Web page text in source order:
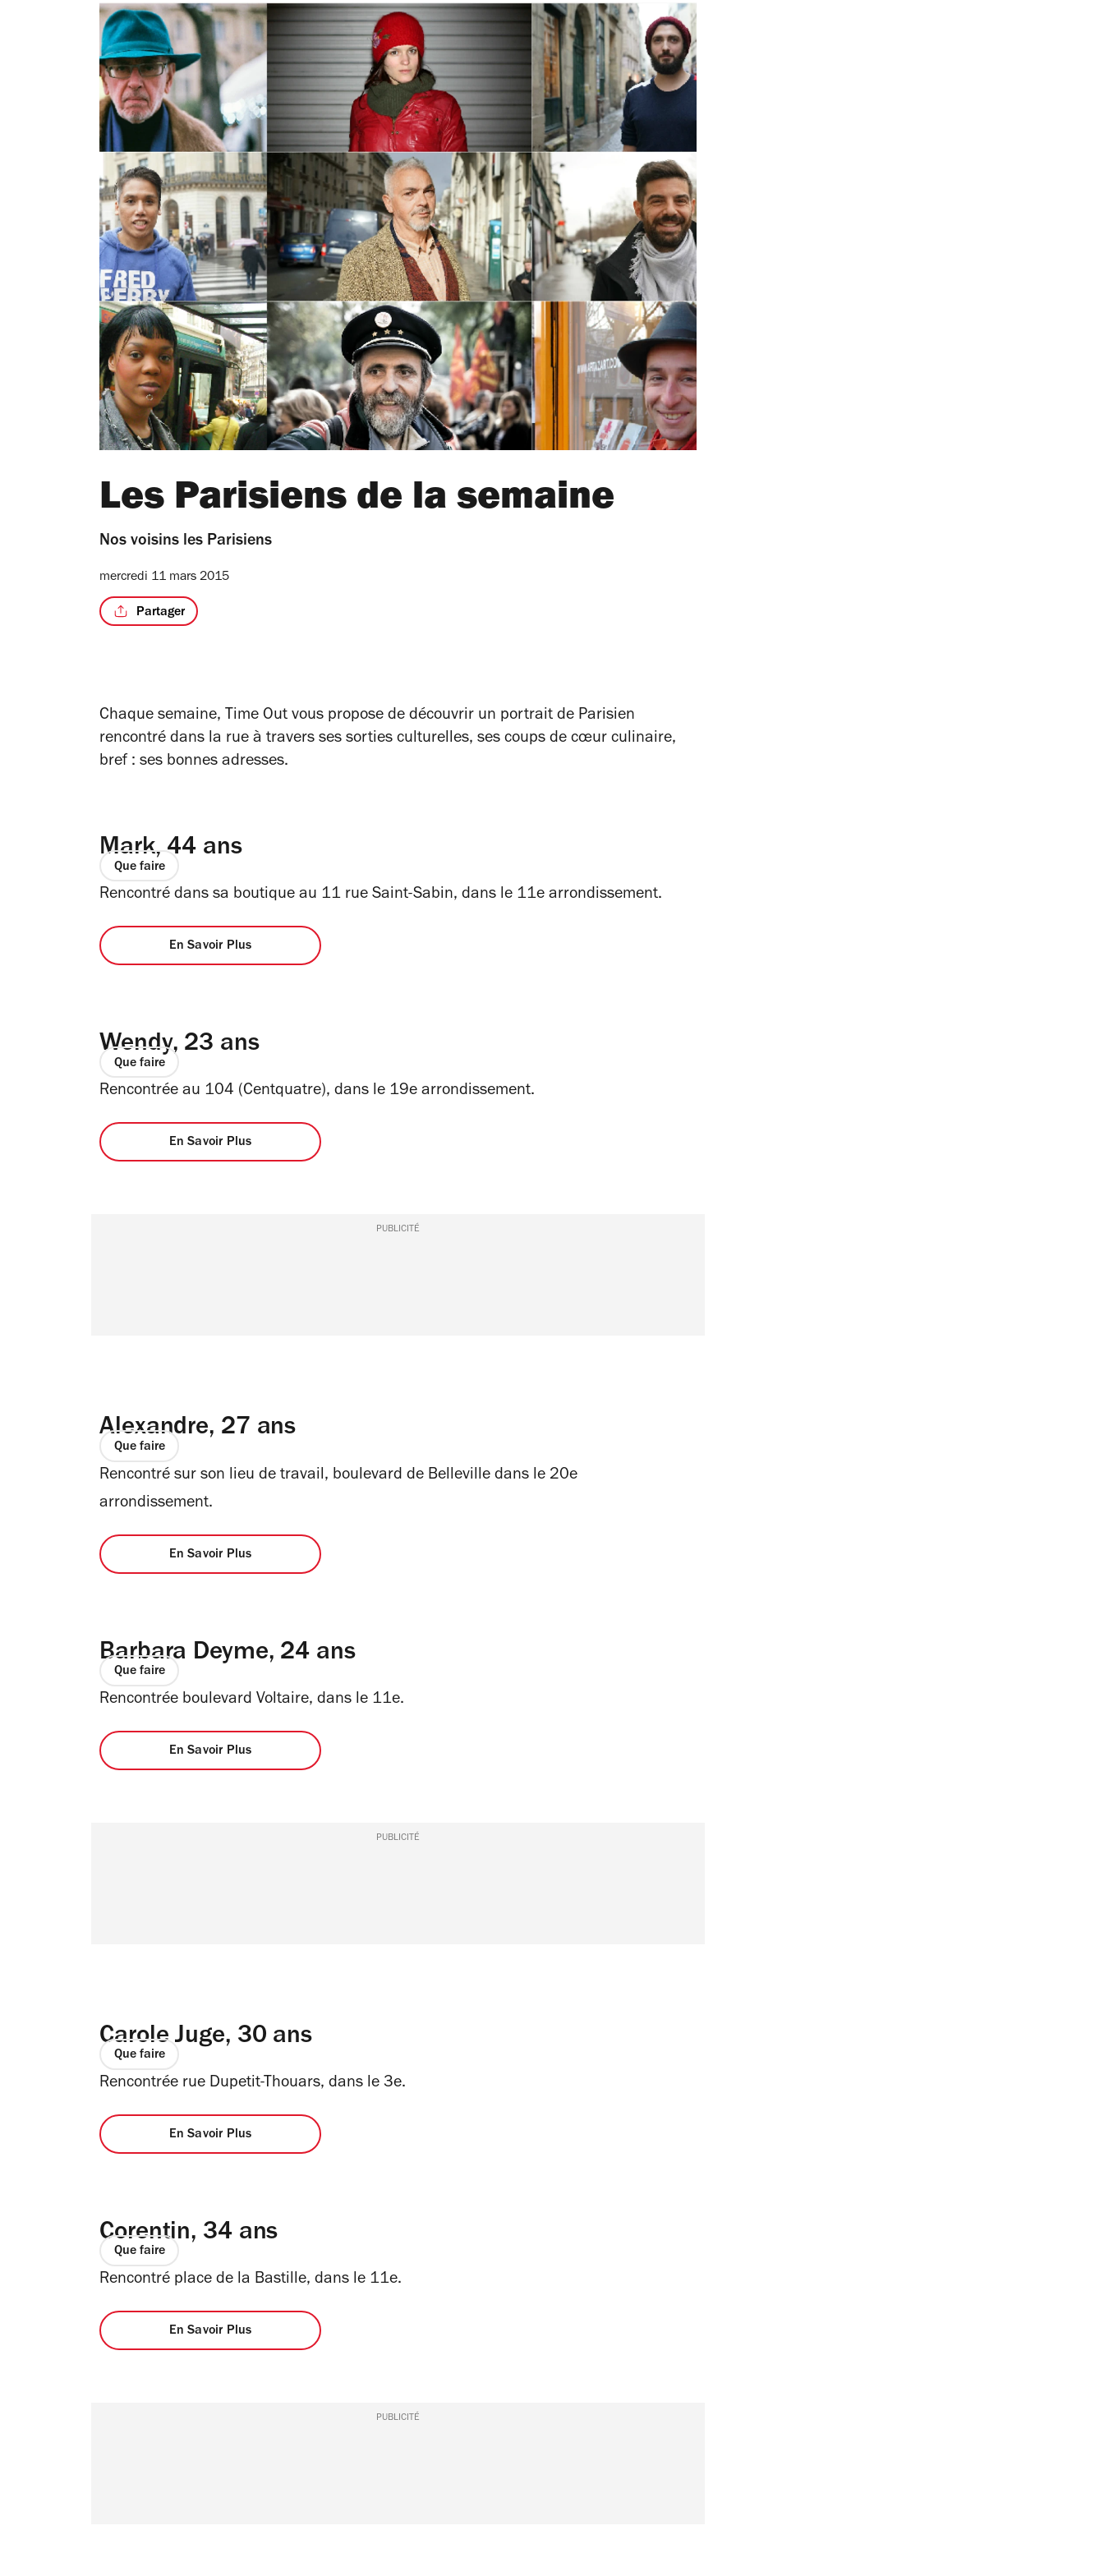
Les Parisiens de la semaine
Nos voisins les Parisiens
mercredi 11 mars 2015
Partager
Chaque semaine, Time Out vous propose de découvrir un portrait de Parisien
rencontré dans la rue à travers ses sorties culturelles, ses coups de cœur culinaire,
bref : ses bonnes adresses.
Mark, 44 ans
Que faire
Rencontré dans sa boutique au 11 rue Saint-Sabin, dans le 11e arrondissement.
En Savoir Plus
Wendy, 23 ans
Que faire
Rencontrée au 104 (Centquatre), dans le 19e arrondissement.
En Savoir Plus
PUBLICITÉ
Alexandre, 27 ans
Que faire
Rencontré sur son lieu de travail, boulevard de Belleville dans le 20e
arrondissement.
En Savoir Plus
Barbara Deyme, 24 ans
Que faire
Rencontrée boulevard Voltaire, dans le 11e.
En Savoir Plus
PUBLICITÉ
Carole Juge, 30 ans
Que faire
Rencontrée rue Dupetit-Thouars, dans le 3e.
En Savoir Plus
Corentin, 34 ans
Que faire
Rencontré place de la Bastille, dans le 11e.
En Savoir Plus
PUBLICITÉ